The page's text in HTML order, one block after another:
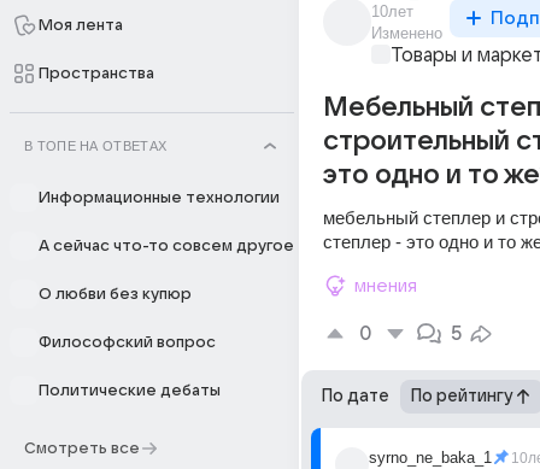
Моя лента
Пространства
В ТОПЕ НА ОТВЕТАХ
Информационные технологии
А сейчас что-то совсем другое
О любви без купюр
Философский вопрос
Политические дебаты
Смотреть все
10лет
Изменено
Товары и
Мебельный
строительный
это одно и то
мебельный степлер и
степлер - это одно и то
мнения
0 5
По дате По рейтингу
syrno_ne_baka_1